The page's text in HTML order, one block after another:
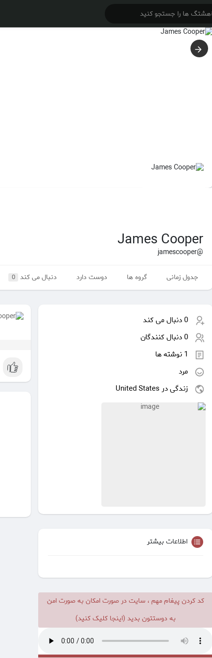
لایک شده
کنید
ها
می دهد
James Cooper
@jamescooper
جدول زمانی گروه ها دوست دارد دنبال می کند 0
0 دنبال می کند
0 دنبال کنندگان
1 نوشته ها
مرد
زندگی در United States
اطلاعات بیشتر
کد کردن پیغام مهم ، سایت در صورت امکان به صورت امن
به دوستتون بدید (اینجا کلیک کنید)